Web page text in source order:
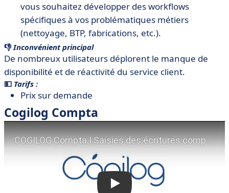
vous souhaitez développer des workflows
spécifiques à vos problématiques métiers
(nettoyage, BTP, fabrications, etc.).
👎 Inconvénient principal
De nombreux utilisateurs déplorent le manque de
disponibilité et de réactivité du service client.
💵 Tarifs :
Prix sur demande
Cogilog Compta